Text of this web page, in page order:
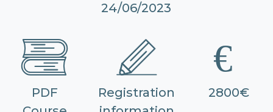
24/06/2023
PDF
Registration
2800€